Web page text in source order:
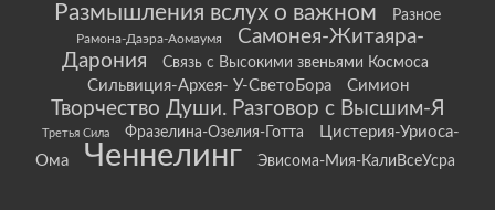
Размышления вслух о важном Разное
Рамона-Даэра-Аомаумя
Самонея-Житаяра-
Дарония
Связь с Высокими звеньями Космоса
Сильвиция-Архея- У-СветоБора Симион
Творчество Души. Разговор с Высшим-Я
Третья Сила Фразелина-Озелия-Готта
Цистерия-Уриоса-
Ома
Ченнелинг Эвисома-Мия-КалиВсеУсра